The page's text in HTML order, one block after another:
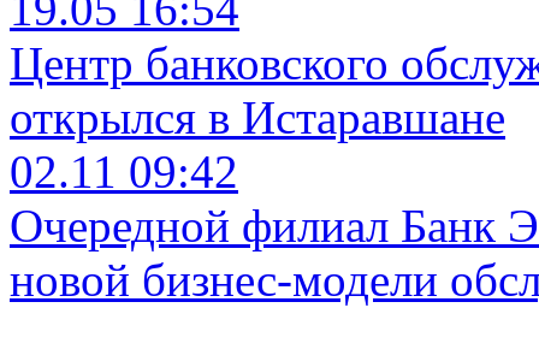
Центр банковского
открылся в Истаравшане
02.11 09:42
Очередной филиал Банк
новой бизнес-модели